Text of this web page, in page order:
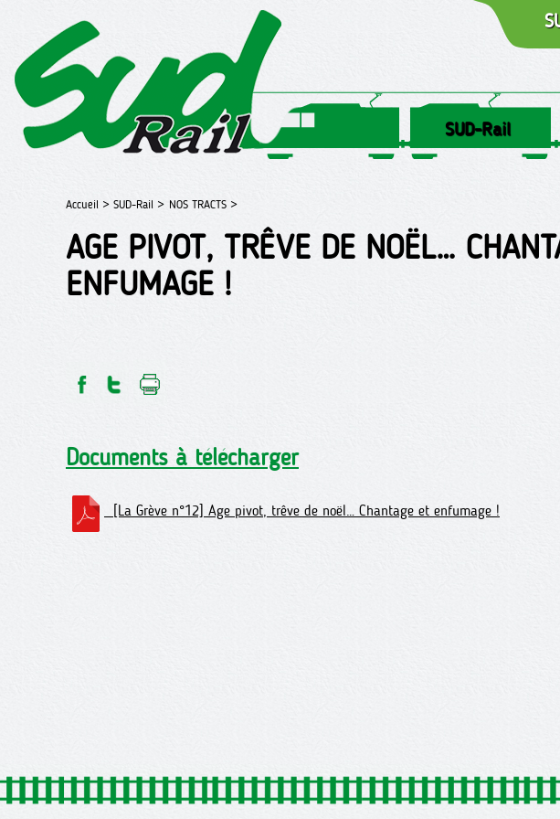
SUD-Rail
Accueil > SUD-Rail > NOS TRACTS >
AGE PIVOT, TRÊVE DE NOËL…
ENFUMAGE !
Documents à télécharger
[La Grève n°12] Age pivot, trêve de noël… Chantage et enfumage !